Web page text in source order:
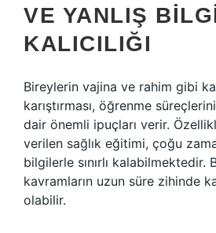
VE YANLIŞ
KALICILIĞI
Bireylerin vajina ve rahim gibi
karıştırması, öğrenme
dair önemli ipuçları verir.
verilen sağlık eğitimi, çoğu
bilgilerle sınırlı kalabilmektedir.
kavramların uzun süre zihinde
olabilir.